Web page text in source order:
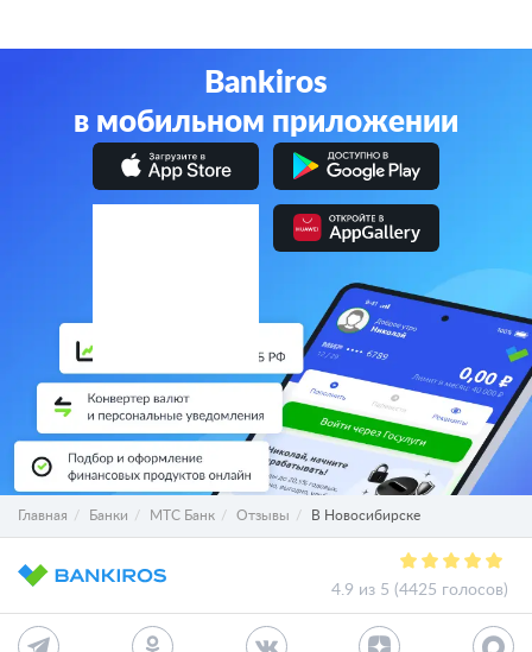
Bankiros
в мобильном приложении
Главная Банки МТС Банк Отзывы В Новосибирске
4.9 из 5 (4425 голосов)